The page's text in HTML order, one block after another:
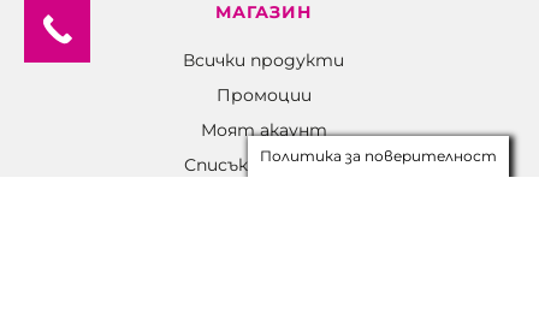
МАГАЗИН
Всички продукти
Промоции
Моят акаунт
Списък с желанияПолитика за поверителност